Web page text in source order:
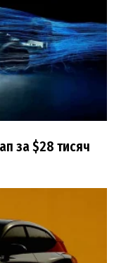
за $28 тисяч